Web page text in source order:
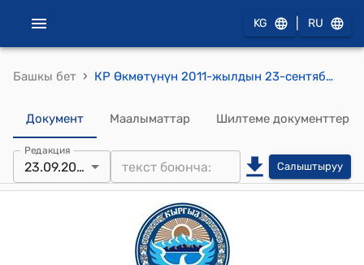
KG RU
Башкы бет › КР Өкмөтүнүн 2011-жылдын 23-сентябрындагы № 459-б (Аштык буудайды сатып алуу тууралуу) буйругу
Документ Маалыматтар Шилтеме документтер
Редакция
23.09.2011 Салыштыруу